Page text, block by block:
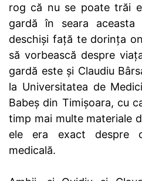
rog că nu se poate trăi
gardă în seara
deschiși față te dorința
să vorbească despre
gardă este și Claudiu
la Universitatea de
Babeș din Timișoara, cu
timp mai multe materiale
ele era exact despre
medicală.